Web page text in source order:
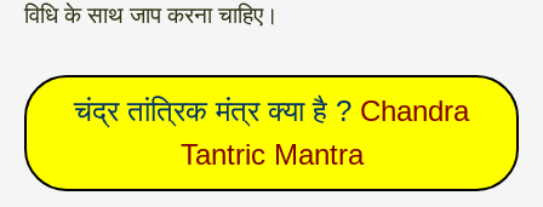
विधि के साथ जाप करना चाहिए।
चंद्र तांत्रिक मंत्र क्या है ? Chandra
Tantric Mantra